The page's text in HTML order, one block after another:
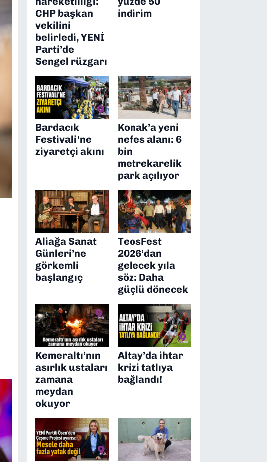
CHP başkan
vekilini
belirledi, YENİ
Parti’de
Sengel rüzgarı
indirim
Bardacık
Festivali'ne
ziyaretçi akını
Konak’a yeni
nefes alanı: 6
bin
metrekarelik
park açılıyor
Aliağa Sanat
Günleri’ne
görkemli
başlangıç
TeosFest
2026’dan
gelecek yıla
söz: Daha
güçlü dönecek
Kemeraltı’nın
asırlık ustaları
zamana
meydan
okuyor
Altay’da ihtar
krizi tatlıya
bağlandı!